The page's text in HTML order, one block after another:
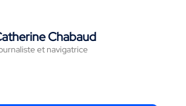
Chabaud
et navigatrice